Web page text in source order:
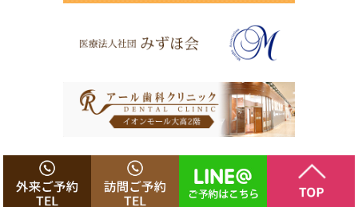
Copyright © アール歯科庄内通